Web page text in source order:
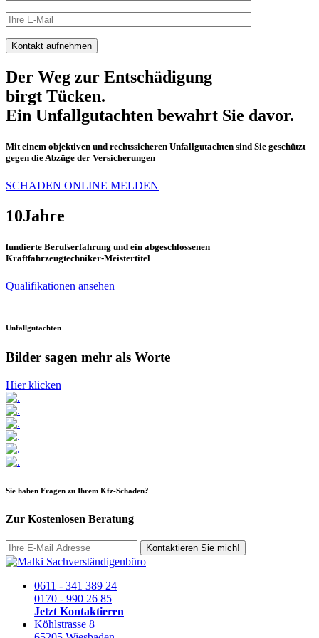
Der Weg zur Entschädigung
birgt Tücken.
Ein Un­fall­gut­achten be­wahrt Sie davor.
Mit einem objektiven und rechtssicheren Unfallgutachten sind Sie geschützt
gegen die Abzüge der Versicherungen
SCHADEN ONLINE MELDEN
10Jahre
fundierte Berufserfahrung und ein abgeschlossenen
Kraftfahrzeugtechniker-Meistertitel
Qualifikationen ansehen
Unfallgutachten
Bilder sagen mehr als Worte
Hier klicken
Sie haben Fragen zu Ihrem Kfz-Schaden?
Zur Kostenlosen Beratung
Kontaktieren Sie mich!
0611 - 341 389 24
0170 - 990 26 85
Jetzt Kontaktieren
Köhlstrasse 8